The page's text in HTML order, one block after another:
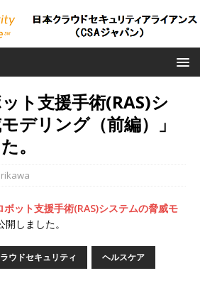
ト支援手術(RAS)シ
デリング（前編）」
。
ボット支援手術(RAS)システムの脅威モ
開しました。
ウドセキュリティ ヘルスケア